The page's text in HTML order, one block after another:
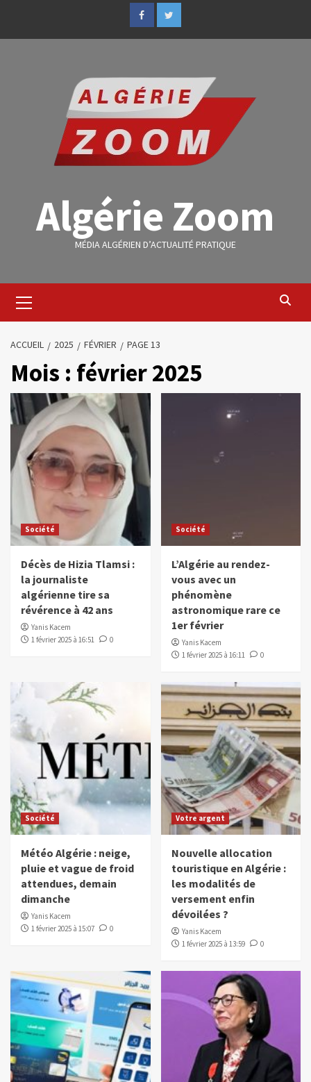
Algérie Zoom
MÉDIA ALGÉRIEN D’ACTUALITÉ PRATIQUE
ACCUEIL 2025 FÉVRIER PAGE 13
Mois : février 2025
Société
Décès de Hizia Tlamsi :
la journaliste
algérienne tire sa
révérence à 42 ans
Yanis Kacem
1 février 2025 à 16:51
0
Société
L’Algérie au rendez-
vous avec un
phénomène
astronomique rare ce
1er février
Yanis Kacem
1 février 2025 à 16:11
0
Société
Météo Algérie : neige,
pluie et vague de froid
attendues, demain
dimanche
Yanis Kacem
1 février 2025 à 15:07
0
Votre argent
Nouvelle allocation
touristique en Algérie :
les modalités de
versement enfin
dévoilées ?
Yanis Kacem
1 février 2025 à 13:59
0